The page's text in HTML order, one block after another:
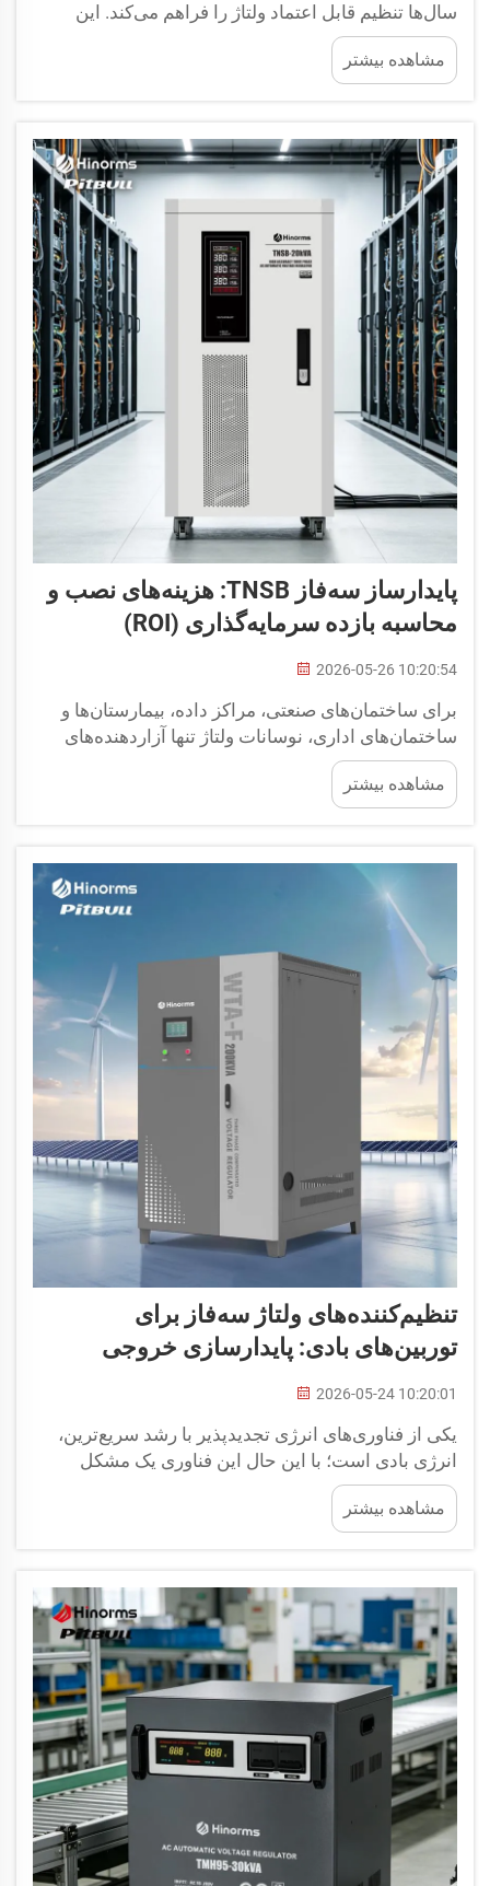
سال‌ها تنظیم قابل اعتماد ولتاژ را فراهم می‌کند. این
راهنما اطلاعات ضروری را برای پیمانکاران برق، مدیران
تأسیسات و پرسنل نگهداری شامل می‌شود. لطفاً ...
مشاهده بیشتر
پایدارساز سه‌فاز TNSB: هزینه‌های نصب و
محاسبه بازده سرمایه‌گذاری (ROI)
2026-05-26 10:20:54
برای ساختمان‌های صنعتی، مراکز داده، بیمارستان‌ها و
ساختمان‌های اداری، نوسانات ولتاژ تنها آزاردهنده‌های
جزئی نیستند—بلکه منبع پنهانی از اتلاف وجه نقد هستند.
خرابی ماشین‌آلات، عیوب موتورها، مشکلات سیستم‌های
کنترل، خرابی‌های زودهنگام ...
مشاهده بیشتر
تنظیم‌کننده‌های ولتاژ سه‌فاز برای
توربین‌های بادی: پایدارسازی خروجی
2026-05-24 10:20:01
یکی از فناوری‌های انرژی تجدیدپذیر با رشد سریع‌ترین،
انرژی بادی است؛ با این حال این فناوری یک مشکل
بنیادی دارد — پیش‌بینی‌پذیر نیست. ولتاژ خروجی از یک
توربین بادی به‌طور مداوم در پاسخ به تغییرات سرعت
باد، وزش‌های ناگهانی و آشفتگی‌ها متغیر است ...
مشاهده بیشتر